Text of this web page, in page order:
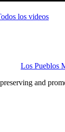
los videos
Los Pueblos
and